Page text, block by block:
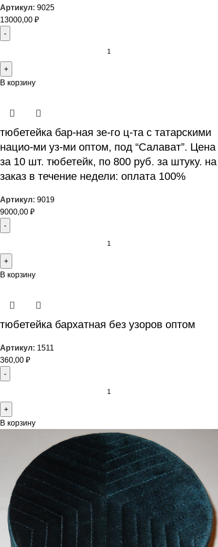
Артикул: 9025
13000,00 ₽
В корзину
тюбетейка бар-ная зе-го ц-та с татарскими
нацио-ми уз-ми оптом, под “Салават”. Цена
за 10 шт. тюбетейк, по 800 руб. за штуку. на
заказ в течение недели: оплата 100%
Артикул: 9019
9000,00 ₽
В корзину
тюбетейка бархатная без узоров оптом
Артикул: 1511
360,00 ₽
В корзину